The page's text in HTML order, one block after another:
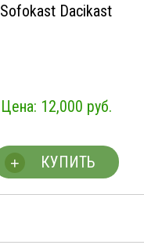
Sofokast Dacikast
12,000 руб.
КУПИТЬ
+